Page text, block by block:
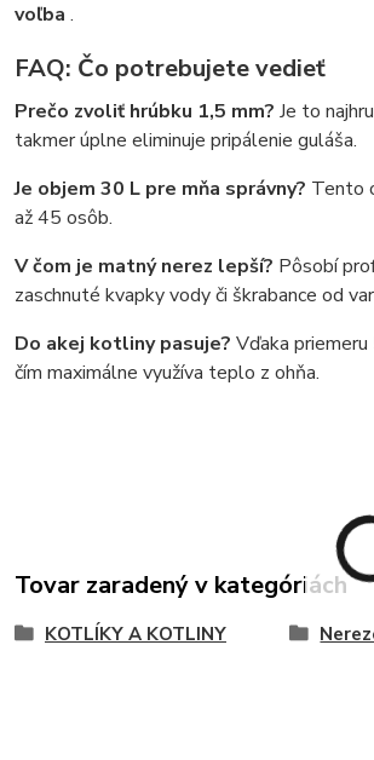
voľba .
FAQ: Čo potrebujete vedieť
Prečo zvoliť hrúbku 1,5 mm? Je to
takmer úplne eliminuje pripálenie guláša.
Je objem 30 L pre mňa správny? Tento
až 45 osôb.
V čom je matný nerez lepší? Pôsobí
zaschnuté kvapky vody či škrabance od
Do akej kotliny pasuje? Vďaka
čím maximálne využíva teplo z ohňa.
Tovar zaradený v kategóriách
KOTLÍKY A KOTLINY